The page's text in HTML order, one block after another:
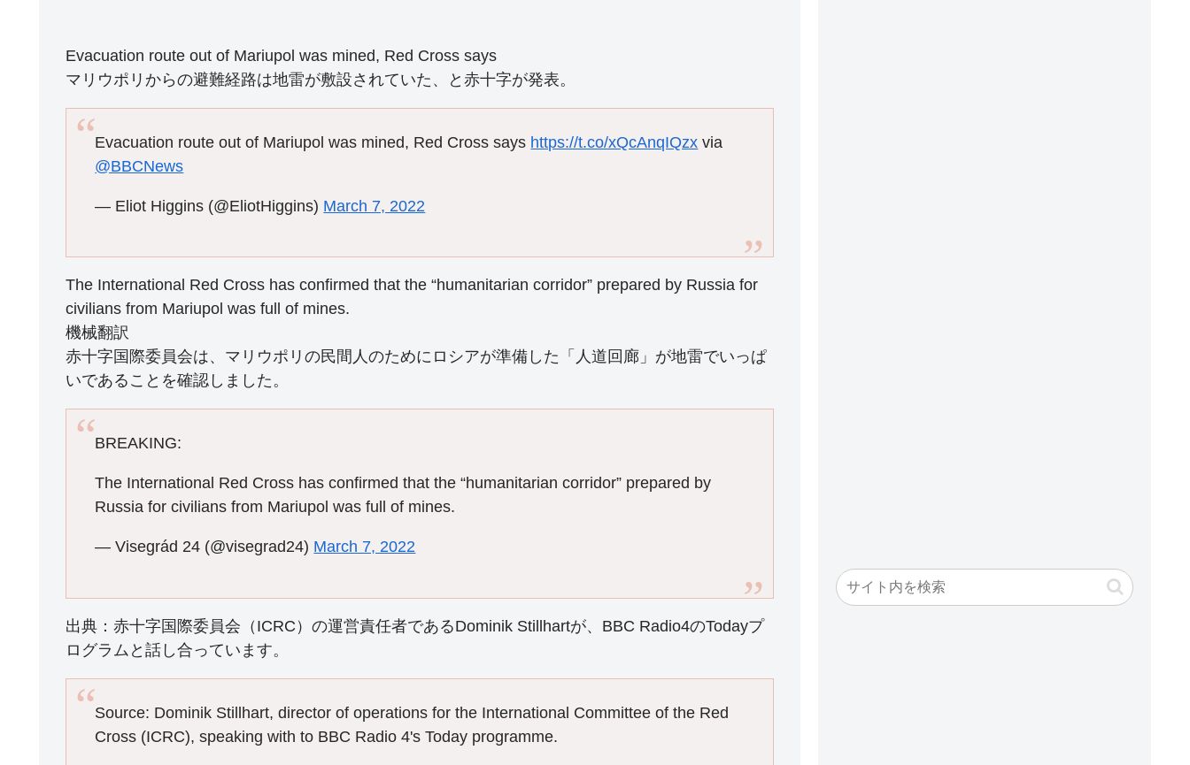
Evacuation route out of Mariupol was mined, Red Cross says
マリウポリからの避難経路は地雷が敷設されていた、と赤十字が発表。
Evacuation route out of Mariupol was mined, Red Cross says https://t.co/xQcAnqIQzx via
@BBCNews
— Eliot Higgins (@EliotHiggins) March 7, 2022
The International Red Cross has confirmed that the “humanitarian corridor” prepared by Russia for
civilians from Mariupol was full of mines.
機械翻訳
赤十字国際委員会は、マリウポリの民間人のためにロシアが準備した「人道回廊」が地雷でいっぱ
いであることを確認しました。
BREAKING:
The International Red Cross has confirmed that the “humanitarian corridor” prepared by
Russia for civilians from Mariupol was full of mines.
— Visegrád 24 (@visegrad24) March 7, 2022
出典：赤十字国際委員会（ICRC）の運営責任者であるDominik Stillhartが、BBC Radio4のTodayプ
ログラムと話し合っています。
Source: Dominik Stillhart, director of operations for the International Committee of the Red
Cross (ICRC), speaking with to BBC Radio 4's Today programme.